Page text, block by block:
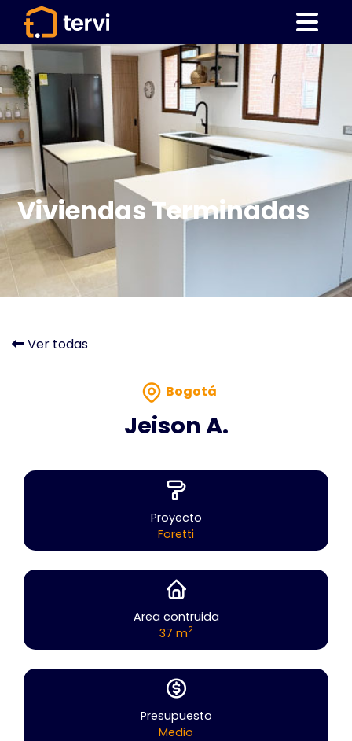
Viviendas Terminadas
Ver todas
Bogotá
Jeison A.
Proyecto
Foretti
Area contruida
37 m2
Presupuesto
Medio